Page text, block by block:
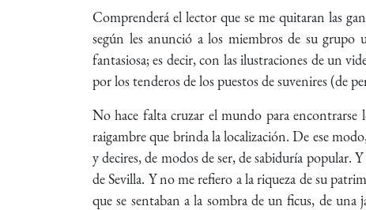
Comprenderá el lector que se me quitaran las
según les anunció a los miembros de su grupo
fantasiosa; es decir, con las ilustraciones de un
por los tenderos de los puestos de suvenires (de
No hace falta cruzar el mundo para encontrarse
raigambre que brinda la localización. De ese
y decires, de modos de ser, de sabiduría popular.
de Sevilla. Y no me refiero a la riqueza de su
que se sentaban a la sombra de un ficus, de una